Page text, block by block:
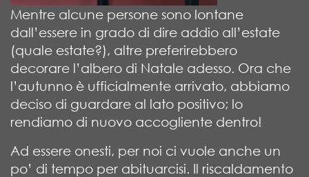
Mentre alcune persone sono lontane
dall’essere in grado di dire addio all’estate
(quale estate?), altre preferirebbero
decorare l’albero di Natale adesso. Ora che
l’autunno è ufficialmente arrivato, abbiamo
deciso di guardare al lato positivo; lo
rendiamo di nuovo accogliente dentro!
Ad essere onesti, per noi ci vuole anche un
po’ di tempo per abituarcisi. Il riscaldamento